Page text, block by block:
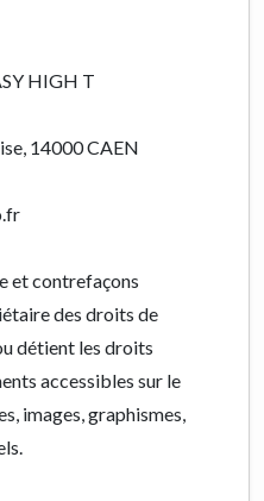
HIGH T
14000 CAEN
et contrefaçons
des droits de
détient les droits
accessibles sur le
images, graphismes,